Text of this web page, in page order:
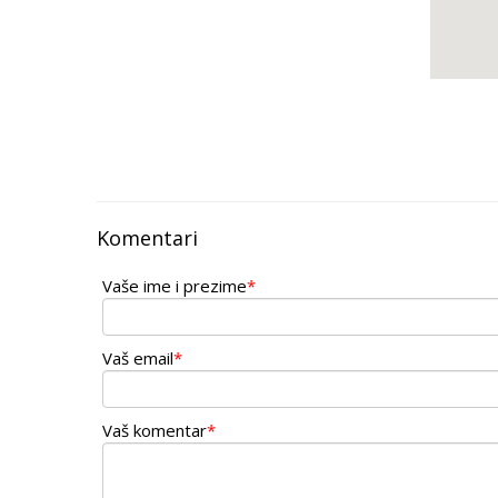
Komentari
Vaše ime i prezime*
Vaš email*
Vaš komentar*